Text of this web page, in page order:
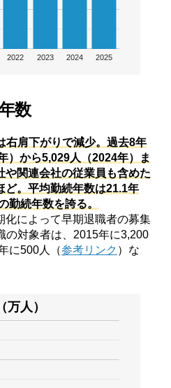
2022 2023 2024 2025
数
右肩下がりで減少。過去8年
）から5,029人（2024年）ま
や関連会社の従業員も含めた
ど。平均勤続年数は21.1年
勤続年数を誇る。
化によって早期退職者の募集
の対象者は、2015年に3,200
に500人（参考リンク ）な
人）